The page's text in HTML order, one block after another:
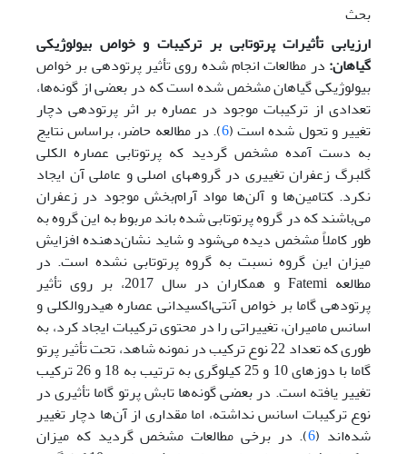
بحث
ارزیابی تأثیرات پرتوتابی بر ترکیبات و خواص بیولوژیکی
گیاهان: در مطالعات انجام شده روی تأثیر پرتودهی بر خواص
بیولوژیکی گیاهان مشخص شده است که در بعضی از گونه‌ها،
تعدادی از ترکیبات موجود در عصاره بر اثر پرتودهی دچار
تغییر و تحول شده‌ است (6). در مطالعه حاضر، براساس نتایج
به دست آمده مشخص گردید که پرتوتابی عصاره الکلی
گلبرگ زعفران تغییری در گروه­های اصلی و عاملی آن ایجاد
نکرد. کتامین‌ها و آلن‌ها مواد آرام‌بخش موجود در زعفران
می‌باشند که در گروه پرتوتابی شده باند مربوط به این گروه به
طور کاملاً مشخص دیده می‌شود و شاید نشان‌دهنده افزایش
میزان این گروه نسبت به گروه پرتوتابی نشده است. در
مطالعه Fatemi و همکاران در سال 2017، بر روی تأثیر
پرتودهی گاما بر خواص آنتی‌اکسیدانی عصاره هیدروالکلی و
اسانس مامیران، تغییراتی را در محتوی ترکیبات ایجاد کرد، به
طوری که تعداد 22 نوع ترکیب در نمونه شاهد، تحت تأثیر پرتو
گاما با دوزهای 10 و 25 کیلوگری به ترتیب به 18 و 26 ترکیب
تغییر یافته است. در بعضی گونه‌ها تابش پرتو گاما تأثیری در
نوع ترکیبات اسانس نداشته، اما مقداری از آن‌ها دچار تغییر
شده‌اند (6). در برخی مطالعات مشخص گردید که میزان